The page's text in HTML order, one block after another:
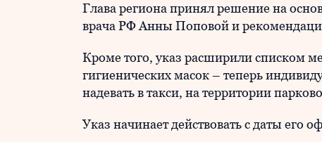
Глава региона принял решение на
врача РФ Анны Поповой и
Кроме того, указ расширили списком
гигиенических масок – теперь
надевать в такси, на территории
Указ начинает действовать с даты его